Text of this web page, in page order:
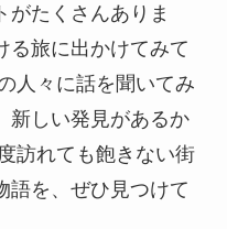
がたくさんありま
る旅に出かけてみて
人々に話を聞いてみ
新しい発見があるか
訪れても飽きない街
語を、ぜひ見つけて